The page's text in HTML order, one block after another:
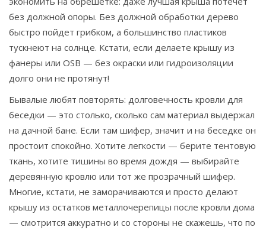
без должной опоры. Без должной обработки дерево
быстро пойдет грибком, а большинство пластиков
тускнеют на солнце. Кстати, если делаете крышу из
фанеры или OSB — без окраски или гидроизоляции
долго они не протянут!
Бывалые любят повторять: долговечность кровли для
беседки — это столько, сколько сам материал выдержал
на дачной бане. Если там шифер, значит и на беседке он
простоит спокойно. Хотите легкости — берите тентовую
ткань, хотите тишины во время дождя — выбирайте
деревянную кровлю или тот же прозрачный шифер.
Многие, кстати, не заморачиваются и просто делают
крышу из остатков металлочерепицы после кровли дома
— смотрится аккуратно и со стороны не скажешь, что по